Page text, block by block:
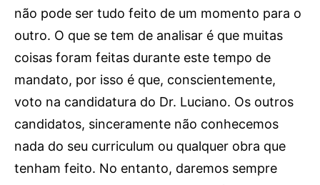
não pode ser tudo feito de um momento para o
outro. O que se tem de analisar é que muitas
coisas foram feitas durante este tempo de
mandato, por isso é que, conscientemente,
voto na candidatura do Dr. Luciano. Os outros
candidatos, sinceramente não conhecemos
nada do seu curriculum ou qualquer obra que
tenham feito. No entanto, daremos sempre